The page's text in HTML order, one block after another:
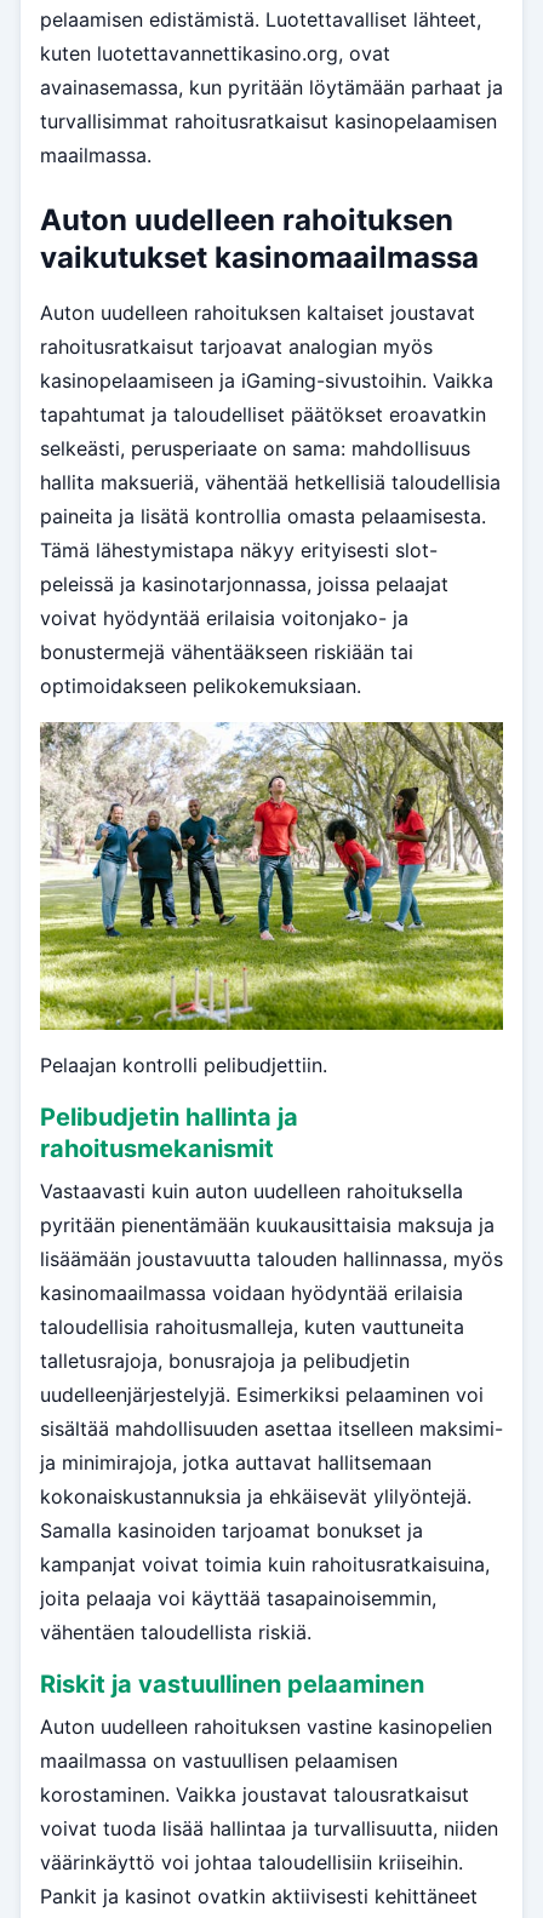
pelaamisen edistämistä. Luotettavalliset lähteet,
kuten luotettavannettikasino.org, ovat
avainasemassa, kun pyritään löytämään parhaat ja
turvallisimmat rahoitusratkaisut kasinopelaamisen
maailmassa.
Auton uudelleen rahoituksen
vaikutukset kasinomaailmassa
Auton uudelleen rahoituksen kaltaiset joustavat
rahoitusratkaisut tarjoavat analogian myös
kasinopelaamiseen ja iGaming-sivustoihin. Vaikka
tapahtumat ja taloudelliset päätökset eroavatkin
selkeästi, perusperiaate on sama: mahdollisuus
hallita maksueriä, vähentää hetkellisiä taloudellisia
paineita ja lisätä kontrollia omasta pelaamisesta.
Tämä lähestymistapa näkyy erityisesti slot-
peleissä ja kasinotarjonnassa, joissa pelaajat
voivat hyödyntää erilaisia voitonjako- ja
bonustermejä vähentääkseen riskiään tai
optimoidakseen pelikokemuksiaan.
Pelaajan kontrolli pelibudjettiin.
Pelibudjetin hallinta ja
rahoitusmekanismit
Vastaavasti kuin auton uudelleen rahoituksella
pyritään pienentämään kuukausittaisia maksuja ja
lisäämään joustavuutta talouden hallinnassa, myös
kasinomaailmassa voidaan hyödyntää erilaisia
taloudellisia rahoitusmalleja, kuten vauttuneita
talletusrajoja, bonusrajoja ja pelibudjetin
uudelleenjärjestelyjä. Esimerkiksi pelaaminen voi
sisältää mahdollisuuden asettaa itselleen maksimi-
ja minimirajoja, jotka auttavat hallitsemaan
kokonaiskustannuksia ja ehkäisevät ylilyöntejä.
Samalla kasinoiden tarjoamat bonukset ja
kampanjat voivat toimia kuin rahoitusratkaisuina,
joita pelaaja voi käyttää tasapainoisemmin,
vähentäen taloudellista riskiä.
Riskit ja vastuullinen pelaaminen
Auton uudelleen rahoituksen vastine kasinopelien
maailmassa on vastuullisen pelaamisen
korostaminen. Vaikka joustavat talousratkaisut
voivat tuoda lisää hallintaa ja turvallisuutta, niiden
väärinkäyttö voi johtaa taloudellisiin kriiseihin.
Pankit ja kasinot ovatkin aktiivisesti kehittäneet